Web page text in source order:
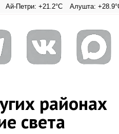
Алушта: +28.9°C
районах
света